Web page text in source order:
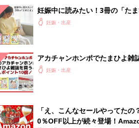
妊娠中に読みたい！3冊の「た
よ」妊娠・出産
アカチャンホンポでたまひよ雑
うとポイント10倍【期間限定】
妊娠・出産
「え、こんなセールやってたの
0％OFF以上が続々登場！